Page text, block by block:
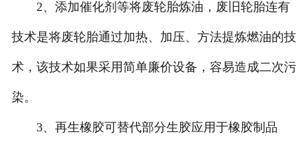
2、添加催化剂等将废轮胎炼油，废旧轮胎连有
技术是将废轮胎通过加热、加压、方法提炼燃油的技
术，该技术如果采用简单廉价设备，容易造成二次污
染。
3、再生橡胶可替代部分生胶应用于橡胶制品